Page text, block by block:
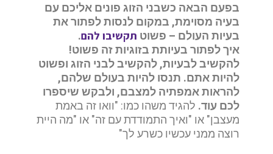
בפעם הבאה כשבני הזוג פונים אליכם עם
בעיה מסוימת, במקום לנסות לפתור את
בעיות העולם – פשוט תקשיבו להם.
איך לפתור בעיותת בזוגיות זה פשוט!
להקשיב לבעיות, להקשיב לבני הזוג ופשוט
להיות אתם. תנסו להיות בעולם שלהם,
להראות אמפתיה למצבם, ולבקש שיספרו
לכם עוד. להגיד משהו כמו: "וואו זה באמת
מעצבן" או "ואיך התמודדת עם זה" או "מה היית
רוצה ממני עכשיו כשרע לך"